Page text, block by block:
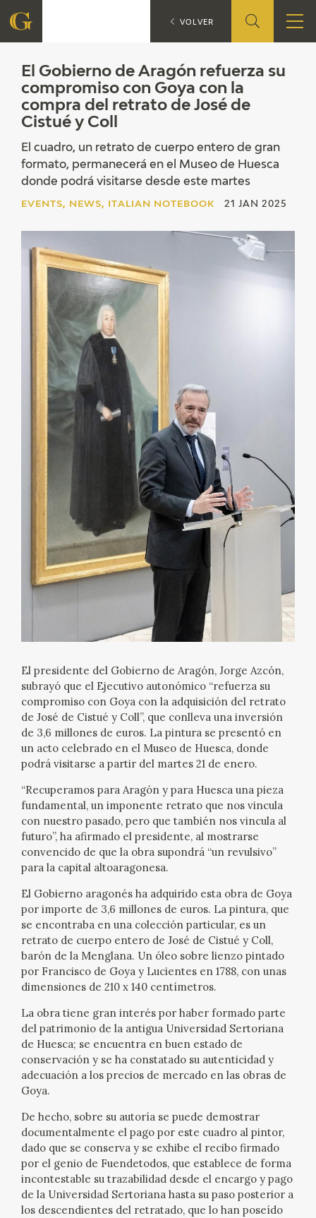
FOUNDATION
QUIENES SOMOS
SEDE
EXPOSICIONES
ACTIVIDADES
ACTUALIDAD
FRANCISCO DE GOYA
PREMIO ARAGÓN GOYA
EDICIONES
PUBLICACIONES
SHOP
ONLINE SHOP
EDUCA
RECURSOS EDUCATIVOS
ARASAAC
El Gobierno de Aragón refuerza su
compromiso con Goya con la
compra del retrato de José de
Cistué y Coll
El cuadro, un retrato de cuerpo entero de gran
formato, permanecerá en el Museo de Huesca
donde podrá visitarse desde este martes
EVENTS, NEWS, ITALIAN NOTEBOOK 21 JAN 2025
El presidente del Gobierno de Aragón, Jorge Azcón,
subrayó que el Ejecutivo autonómico “refuerza su
compromiso con Goya con la adquisición del retrato
de José de Cistué y Coll”, que conlleva una inversión
de 3,6 millones de euros. La pintura se presentó en
un acto celebrado en el Museo de Huesca, donde
podrá visitarse a partir del martes 21 de enero.
“Recuperamos para Aragón y para Huesca una pieza
fundamental, un imponente retrato que nos vincula
con nuestro pasado, pero que también nos vincula al
futuro”, ha afirmado el presidente, al mostrarse
convencido de que la obra supondrá “un revulsivo”
para la capital altoaragonesa.
El Gobierno aragonés ha adquirido esta obra de Goya
por importe de 3,6 millones de euros. La pintura, que
se encontraba en una colección particular, es un
retrato de cuerpo entero de José de Cistué y Coll,
barón de la Menglana. Un óleo sobre lienzo pintado
por Francisco de Goya y Lucientes en 1788, con unas
dimensiones de 210 x 140 centímetros.
La obra tiene gran interés por haber formado parte
del patrimonio de la antigua Universidad Sertoriana
de Huesca; se encuentra en buen estado de
conservación y se ha constatado su autenticidad y
adecuación a los precios de mercado en las obras de
Goya.
De hecho, sobre su autoría se puede demostrar
documentalmente el pago por este cuadro al pintor,
dado que se conserva y se exhibe el recibo firmado
por el genio de Fuendetodos, que establece de forma
incontestable su trazabilidad desde el encargo y pago
de la Universidad Sertoriana hasta su paso posterior a
los descendientes del retratado, que lo han poseído
EVENTS El Gobierno de
VOLVER